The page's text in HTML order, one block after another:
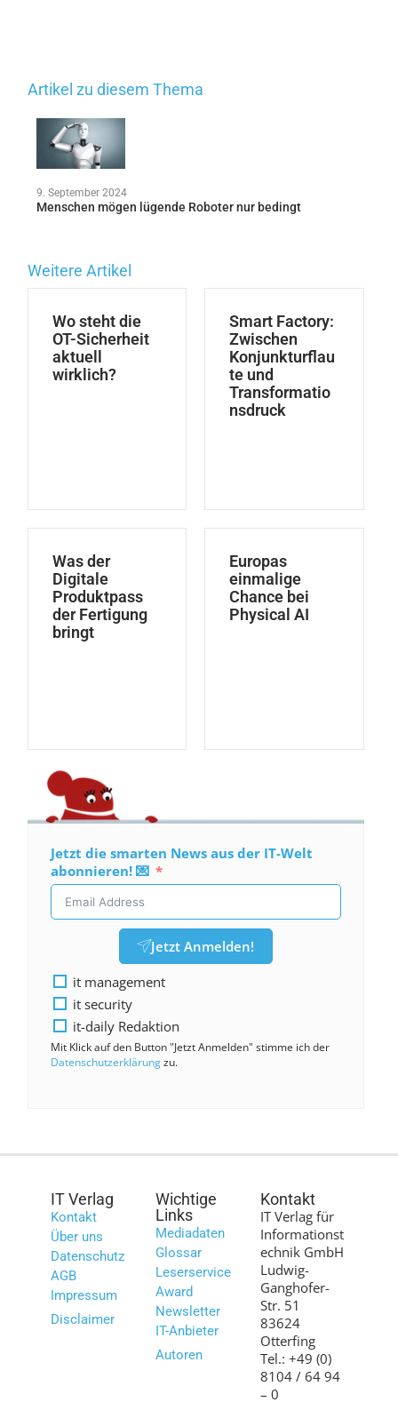
Artikel zu diesem Thema
9. September 2024
Menschen mögen lügende Roboter nur bedingt
Weitere Artikel
Wo steht die
OT-Sicherheit
aktuell
wirklich?
Smart Factory:
Zwischen
Konjunkturflau
te und
Transformatio
nsdruck
Was der
Digitale
Produktpass
der Fertigung
bringt
Europas
einmalige
Chance bei
Physical AI
Jetzt die smarten News aus der IT-Welt
abonnieren! 💌
Jetzt Anmelden!
it management
it security
it-daily Redaktion
Mit Klick auf den Button "Jetzt Anmelden" stimme ich der
Datenschutzerklärungzu.
IT Verlag
Kontakt
Über uns
Datenschutz
AGB
Impressum
Disclaimer
Wichtige
Links
Mediadaten
Glossar
Leserservice
Award
Newsletter
IT-Anbieter
Autoren
Kontakt
IT Verlag für
Informationst
echnik GmbH
Ludwig-
Ganghofer-
Str. 51
83624
Otterfing
Tel.: +49 (0)
8104 / 64 94
– 0